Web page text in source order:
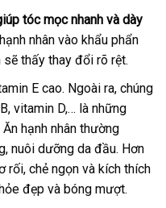
tóc mọc nhanh và dày
nhân vào khẩu phẩn
sẽ thấy thay đổi rõ rệt.
E cao. Ngoài ra, chúng
vitamin D,… là những
hạnh nhân thường
nuôi dưỡng da đầu. Hơn
rối, chẻ ngọn và kích thích
đẹp và bóng mượt.